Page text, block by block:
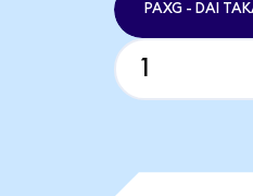
PAXG - DAI